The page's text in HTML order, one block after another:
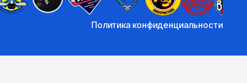
Политика конфиденциальности